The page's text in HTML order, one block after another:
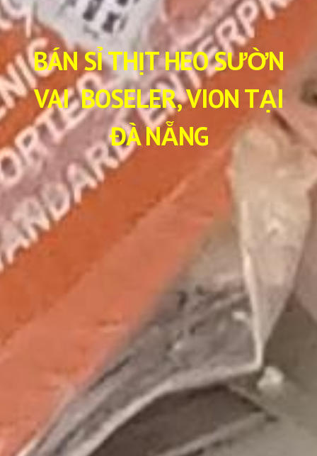
BÁN SỈ THỊT HEO SƯỜN
VAI BOSELER, VION TẠI
ĐÀ NẴNG